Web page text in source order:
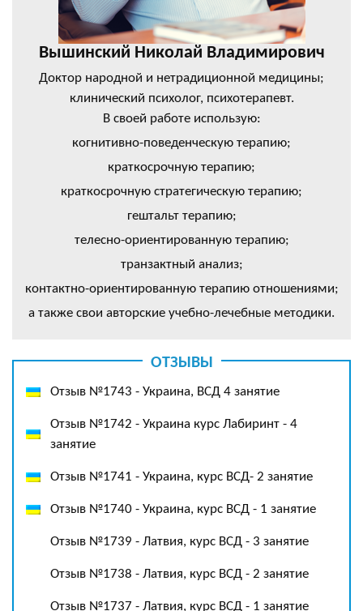
Вышинский Николай Владимирович
Доктор народной и нетрадиционной медицины;
клинический психолог, психотерапевт.
В своей работе использую:
когнитивно-поведенческую терапию;
краткосрочную терапию;
краткосрочную стратегическую терапию;
гештальт терапию;
телесно-ориентированную терапию;
транзактный анализ;
контактно-ориентированную терапию отношениями;
а также свои авторские учебно-лечебные методики.
ОТЗЫВЫ
Отзыв №1743 - Украина, ВСД 4 занятие
Отзыв №1742 - Украина курс Лабиринт - 4
занятие
Отзыв №1741 - Украина, курс ВСД- 2 занятие
Отзыв №1740 - Украина, курс ВСД - 1 занятие
Отзыв №1739 - Латвия, курс ВСД - 3 занятие
Отзыв №1738 - Латвия, курс ВСД - 2 занятие
Отзыв №1737 - Латвия, курс ВСД - 1 занятие